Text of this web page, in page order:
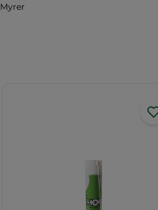
Myrer